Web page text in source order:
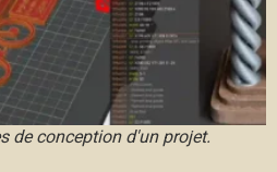
de conception d'un projet.